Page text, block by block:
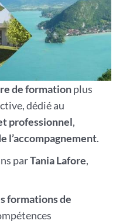
de formationplus
dédié au
professionnel,
l’accompagnement.
parTania Lafore,
formations de